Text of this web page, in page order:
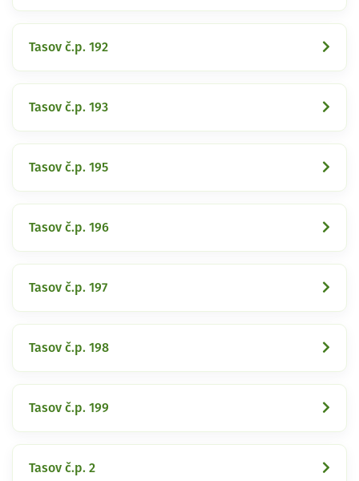
Tasov č.p. 192
Tasov č.p. 193
Tasov č.p. 195
Tasov č.p. 196
Tasov č.p. 197
Tasov č.p. 198
Tasov č.p. 199
Tasov č.p. 2